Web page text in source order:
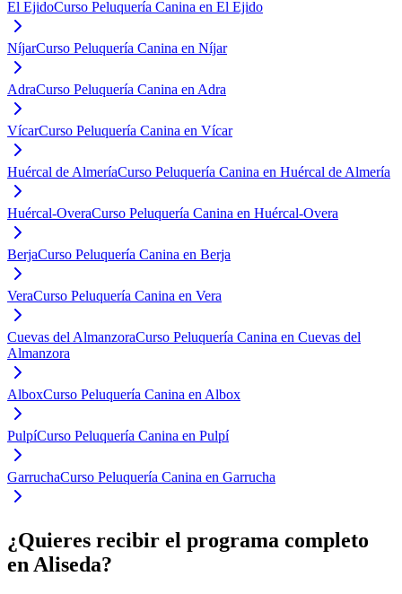
El EjidoCurso Peluquería Canina en El Ejido
NíjarCurso Peluquería Canina en Níjar
AdraCurso Peluquería Canina en Adra
VícarCurso Peluquería Canina en Vícar
Huércal de AlmeríaCurso Peluquería Canina en Huércal de Almería
Huércal-OveraCurso Peluquería Canina en Huércal-Overa
BerjaCurso Peluquería Canina en Berja
VeraCurso Peluquería Canina en Vera
Cuevas del AlmanzoraCurso Peluquería Canina en Cuevas del
Almanzora
AlboxCurso Peluquería Canina en Albox
PulpíCurso Peluquería Canina en Pulpí
GarruchaCurso Peluquería Canina en Garrucha
¿Quieres recibir el programa completo
en Aliseda?